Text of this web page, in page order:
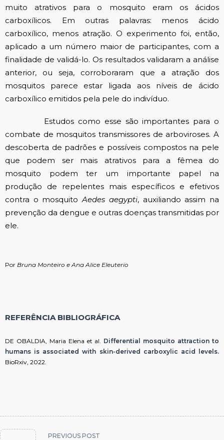
muito atrativos para o mosquito eram os ácidos
carboxílicos. Em outras palavras: menos ácido
carboxílico, menos atração. O experimento foi, então,
aplicado a um número maior de participantes, com a
finalidade de validá-lo. Os resultados validaram a análise
anterior, ou seja, corroboraram que a atração dos
mosquitos parece estar ligada aos níveis de ácido
carboxílico emitidos pela pele do indivíduo.
Estudos como esse são importantes para o
combate de mosquitos transmissores de arboviroses. A
descoberta de padrões e possíveis compostos na pele
que podem ser mais atrativos para a fêmea do
mosquito podem ter um importante papel na
produção de repelentes mais específicos e efetivos
contra o mosquitoAedes aegypti, auxiliando assim na
prevenção da dengue e outras doenças transmitidas por
ele.
Por Bruna Monteiro e Ana Alice Eleuterio
REFERÊNCIA BIBLIOGRÁFICA
DE OBALDIA, Maria Elena et al. Differential mosquito attraction to
humans is associated with skin-derived carboxylic acid levels.
BioRxiv, 2022.
PREVIOUS POST